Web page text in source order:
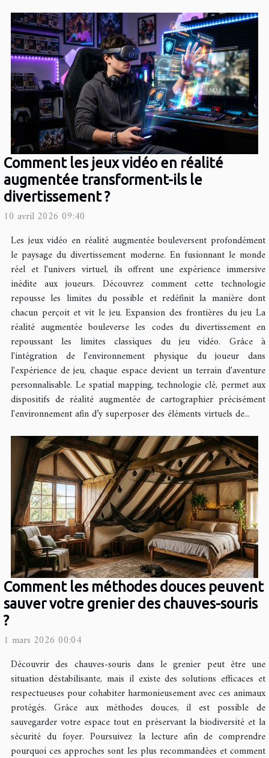
Comment les jeux vidéo en réalité
augmentée transforment-ils le
divertissement ?
10 avril 2026 09:40
Les jeux vidéo en réalité augmentée bouleversent profondément
le paysage du divertissement moderne. En fusionnant le monde
réel et l'univers virtuel, ils offrent une expérience immersive
inédite aux joueurs. Découvrez comment cette technologie
repousse les limites du possible et redéfinit la manière dont
chacun perçoit et vit le jeu. Expansion des frontières du jeu La
réalité augmentée bouleverse les codes du divertissement en
repoussant les limites classiques du jeu vidéo. Grâce à
l'intégration de l'environnement physique du joueur dans
l'expérience de jeu, chaque espace devient un terrain d'aventure
personnalisable. Le spatial mapping, technologie clé, permet aux
dispositifs de réalité augmentée de cartographier précisément
l'environnement afin d’y superposer des éléments virtuels de...
Comment les méthodes douces peuvent
sauver votre grenier des chauves-souris
?
1 mars 2026 00:04
Découvrir des chauves-souris dans le grenier peut être une
situation déstabilisante, mais il existe des solutions efficaces et
respectueuses pour cohabiter harmonieusement avec ces animaux
protégés. Grâce aux méthodes douces, il est possible de
sauvegarder votre espace tout en préservant la biodiversité et la
sécurité du foyer. Poursuivez la lecture afin de comprendre
pourquoi ces approches sont les plus recommandées et comment